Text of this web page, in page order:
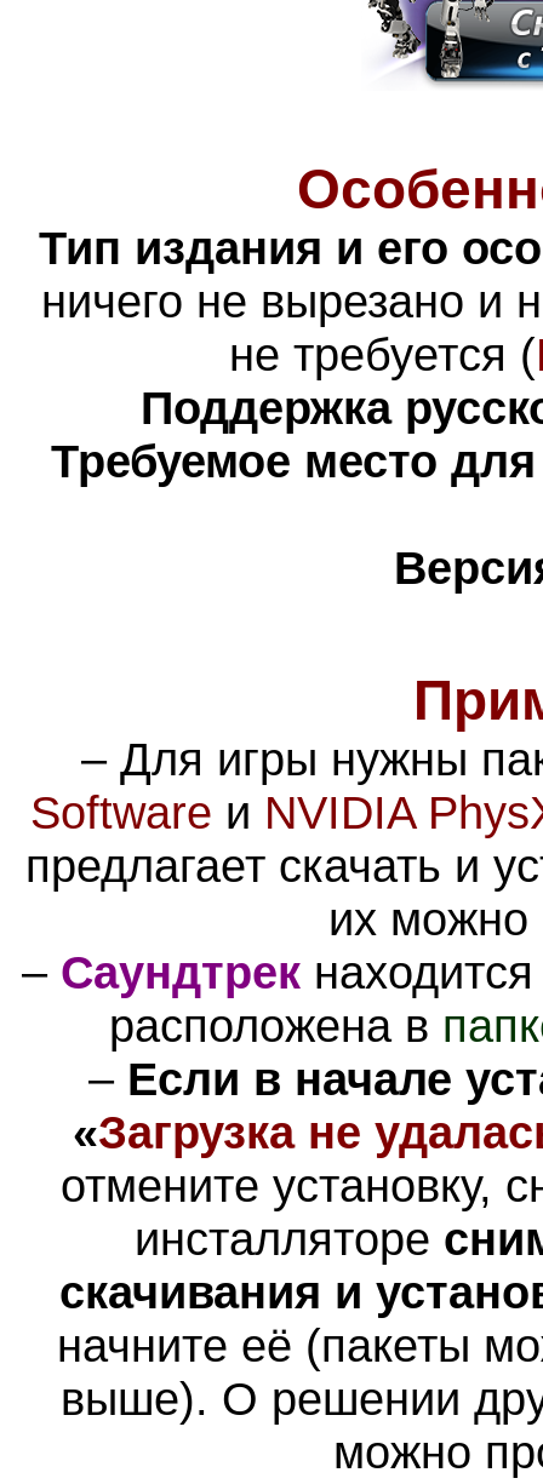
Тип издания и его
ничего не вырезано и
не требуется (
Поддержка
Требуемое место
– Для игры нужны
Software и NVIDIA
предлагает скачать и
их можно
– Саундтрек
расположена в
– Если в начале
«Загрузка не
отмените установку,
инсталляторе
скачивания и
начните её (пакеты
выше). О решении
можно